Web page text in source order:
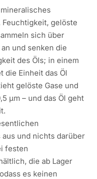
gelöste
sich über
und senken die
des Öls; in einem
die Einheit das Öl
gelöste Gase und
µm – und das Öl geht
und nichts darüber
festen
die ab Lager
es keinen